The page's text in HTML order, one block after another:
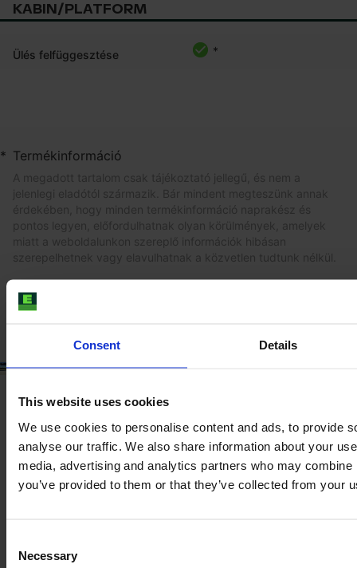
Consent Details
This website uses cookies
We use cookies to personalise content and ads, to provide
analyse our traffic. We also share information about your
media, advertising and analytics partners who may
you’ve provided to them or that they’ve collected from your
Selection
Necessary
KABIN/PLATFORM
Ülés felfüggesztése *
* Termékinformáció
A megadott tartalom csak tájékoztató jellegű, és nem a
jelenlegi eladótól származik. Bár mindent megteszünk annak
érdekében, hogy minden termékinformáció naprakész és
pontos legyen, előfordulhatnak olyan körülmények, amelyek
miatt a weboldalunkon szereplő információk hibásan
szerepelhetnek vagy elavulhatnak a közvetlen tudtunk nélkül.
javasoljuk, hogy